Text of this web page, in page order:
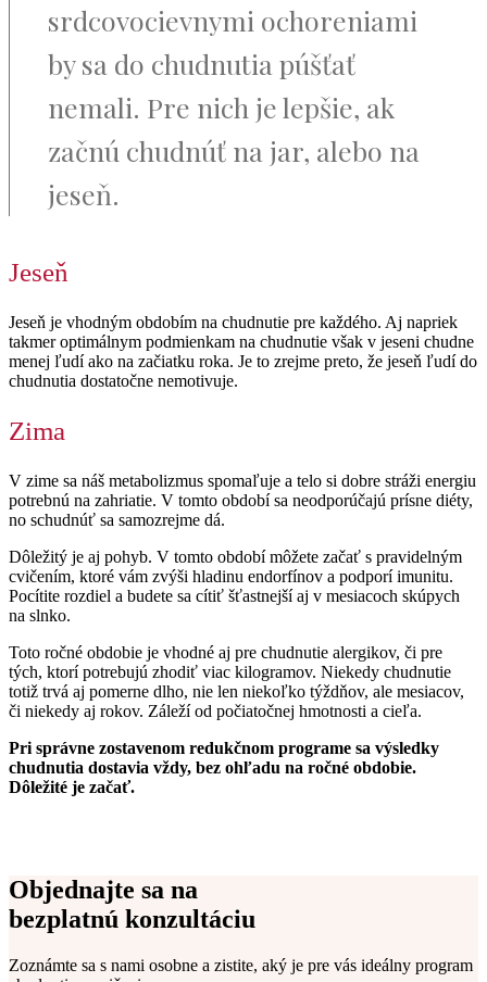
srdcovocievnymi ochoreniami
by sa do chudnutia púšťať
nemali. Pre nich je lepšie, ak
začnú chudnúť na jar, alebo na
jeseň.
Jeseň
Jeseň je vhodným obdobím na chudnutie pre každého. Aj napriek
takmer optimálnym podmienkam na chudnutie však v jeseni chudne
menej ľudí ako na začiatku roka. Je to zrejme preto, že jeseň ľudí do
chudnutia dostatočne nemotivuje.
Zima
V zime sa náš metabolizmus spomaľuje a telo si dobre stráži energiu
potrebnú na zahriatie. V tomto období sa neodporúčajú prísne diéty,
no schudnúť sa samozrejme dá.
Dôležitý je aj pohyb. V tomto období môžete začať s pravidelným
cvičením, ktoré vám zvýši hladinu endorfínov a podporí imunitu.
Pocítite rozdiel a budete sa cítiť šťastnejší aj v mesiacoch skúpych
na slnko.
Toto ročné obdobie je vhodné aj pre chudnutie alergikov, či pre
tých, ktorí potrebujú zhodiť viac kilogramov. Niekedy chudnutie
totiž trvá aj pomerne dlho, nie len niekoľko týždňov, ale mesiacov,
či niekedy aj rokov. Záleží od počiatočnej hmotnosti a cieľa.
Pri správne zostavenom redukčnom programe sa výsledky
chudnutia dostavia vždy, bez ohľadu na ročné obdobie.
Dôležité je začať.
Objednajte sa na
bezplatnú konzultáciu
Zoznámte sa s nami osobne a zistite, aký je pre vás ideálny program